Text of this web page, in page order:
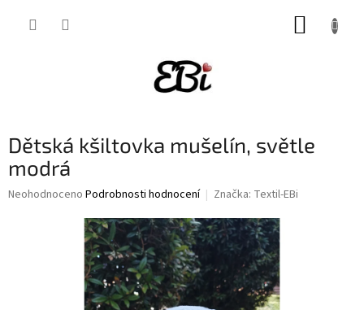
Dětská kšiltovka mušelín, světle
modrá
Průměrné
Neohodnoceno Podrobnosti hodnocení Značka: Textil-EBi